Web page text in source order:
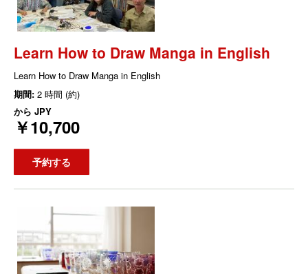
Learn How to Draw Manga in English
Learn How to Draw Manga in English
期間: 2 時間 (約)
から JPY
￥10,700
予約する